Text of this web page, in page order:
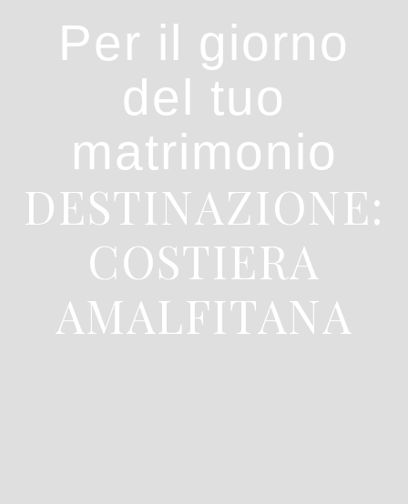
Per il giorno
del tuo
matrimonio
DESTINAZIONE:
COSTIERA
AMALFITANA